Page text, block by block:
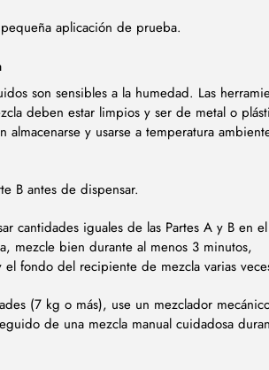
aplicación de prueba.
son sensibles a la humedad. Las
deben estar limpios y ser de metal o
almacenarse y usarse a temperatura
B antes de dispensar.
cantidades iguales de las Partes A y B en el
mezcle bien durante al menos 3 minutos,
el fondo del recipiente de mezcla varias
(7 kg o más), use un mezclador
de una mezcla manual cuidadosa